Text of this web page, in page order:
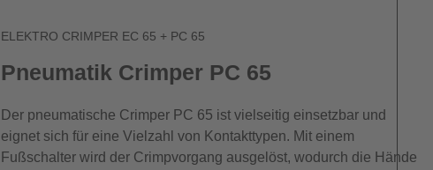
ELEKTRO CRIMPER EC 65 + PC 65
Pneumatik Crimper PC 65
Der pneumatische Crimper PC 65 ist vielseitig einsetzbar und
eignet sich für eine Vielzahl von Kontakttypen. Mit einem
Fußschalter wird der Crimpvorgang ausgelöst, wodurch die Hände